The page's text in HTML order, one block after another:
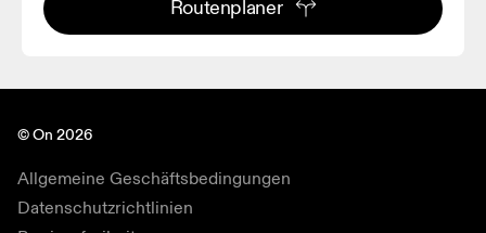
Routenplaner
© On 2026
Allgemeine Geschäftsbedingungen
Datenschutzrichtlinien